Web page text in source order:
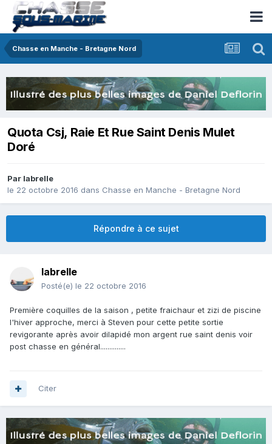
Chasse en Manche - Bretagne Nord
Quota Csj, Raie Et Rue Saint Denis Mulet
Doré
Par labrelle
le 22 octobre 2016 dans Chasse en Manche - Bretagne Nord
Répondre à ce sujet
labrelle
Posté(e) le 22 octobre 2016
Première coquilles de la saison , petite fraichaur et zizi de piscine
l'hiver approche, merci à Steven pour cette petite sortie
revigorante après avoir dilapidé mon argent rue saint denis voir
post chasse en général..............
Citer